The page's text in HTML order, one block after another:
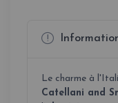
Le charme à
Catellani and